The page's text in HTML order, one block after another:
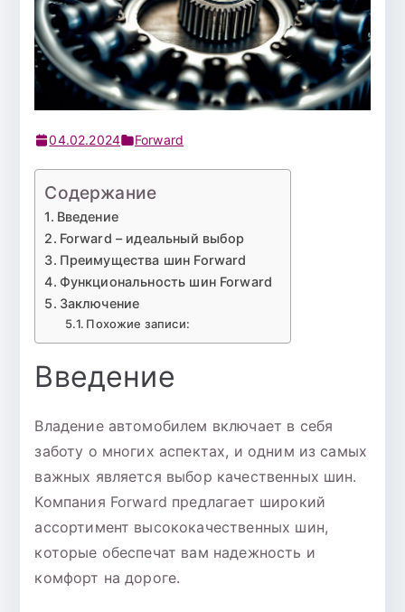
04.02.2024 Forward
Содержание
Введение
Forward – идеальный выбор
Преимущества шин Forward
Функциональность шин Forward
Заключение
Похожие записи:
Введение
Владение автомобилем включает в себя
заботу о многих аспектах, и одним из самых
важных является выбор качественных шин.
Компания Forward предлагает широкий
ассортимент высококачественных шин,
которые обеспечат вам надежность и
комфорт на дороге.